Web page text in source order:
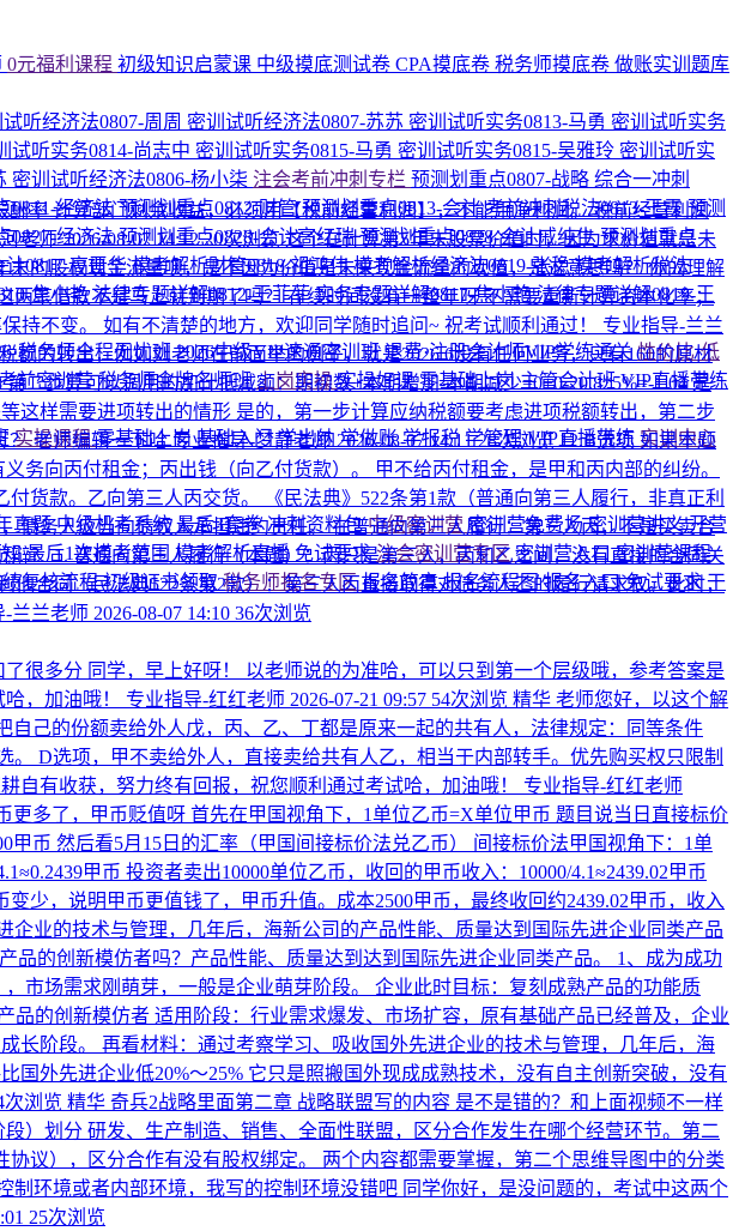
0元福利课程 初级知识启蒙课 中级摸底测试卷 CPA摸底卷 税务师摸底卷 做账实训题库
听经济法0807-周周 密训试听经济法0807-苏苏 密训试听实务0813-马勇 密训试听实务
试听实务0814-尚志中 密训试听实务0815-马勇 密训试听实务0815-吴雅玲 密训试听实
密训试听经济法0806-杨小柒 注会考前冲刺专栏 预测划重点0807-战略 综合一冲刺
0811-经济法预测划重点0812-财管预测划重点0813-会计考前冲刺税法0813-王霞预测
0827-经济法预测划重点0828-会计高红瑞预测划重点0828-会计戚纯生预测划重点
计0817-高晋华模考解析财管0818-祖鸿伟模考解析经济法0819-张稳模考解析税法
焦小艳法律专题详解0812-王菲菲实务专题详解0817-焦小艳法律专题详解0819-王
税务师全程无忧班2026中级VIP速通密训班退费·注册会计师VIP学练通关性价比·低
前密训营税务师金牌名师班上岗实操实操好课零基础上岗主管会计班VIP直播带练
实操课程零基础上岗基础入门学出纳学做账学报税 学管理VIP直播带练 实训中心
真题中级机考系统最后3套卷冲刺资料包中级密训营密训营免费场密训营讲义开营
知最后1次模考范围模考解析直播 免试要求注会密训营专区密训营入口密训营课程
复核流程初级证书领取税务师报名专区报名简章报名流程图报名入口免试要求干
率 计算部门剩余收益，必须用【税前经营利润】，不能用净利润。 税前经营利润
老师2026-08-07 14:1220次浏览这个在计算第5年末股票价值时，因为求价值就是未
的股权现金流量呗，是不因为价值是未来现金流量的现值，是这意思吗？你的理解
两笔借款不是马上就到期了吗？ 存续时间没有一整年呀不需要重新计算资本化率；
不变。 如有不清楚的地方，欢迎同学随时追问~ 祝考试顺利通过！
专业指导-兰兰
的转出，例如刘老师在前面举的例子，就是2026.6没有任何业务，只有160的原材
二步算可以调用的加计抵减额：期初数+本期增加-本期减少=0+0-20.8*5%=-1.04 是
这样需要进项转出的情形 是的，第一步计算应纳税额要考虑进项税额转出，第二步
？老师编辑一下哈专业指导-梦静老师 2026-08-07 14:1128次浏览12.B选项 如果本题
务向丙付租金；丙出钱（向乙付货款）。 甲不给丙付租金，是甲和丙内部的纠纷。
货款。乙向第三人丙交货。 《民法典》522条第1款（普通向第三人履行，非真正利
务人应当向债权人承担违约责任。 在普通向第三人履行：第三人丙，不是买卖合
？ 1. 普通向第三人履行（本题）：丙只是第三人，丙和乙之间，没有直接的合同关
合同（民法典522条第2款）：第三人丙直接取得对债务人乙的履行请求权。此时，
-兰兰老师 2026-08-07 14:10 36次浏览
了很多分 同学，早上好呀！ 以老师说的为准哈，可以只到第一个层级哦，参考答案是
，加油哦！
专业指导-红红老师 2026-07-21 09:57 54次浏览 精华 老师您好，以这个解
自己的份额卖给外人戊，丙、乙、丁都是原来一起的共有人，法律规定：同等条件
D选项，甲不卖给外人，直接卖给共有人乙，相当于内部转手。优先购买权只限制
有收获，努力终有回报，祝您顺利通过考试哈，加油哦！
专业指导-红红老师
更多了，甲币贬值呀 首先在甲国视角下，1单位乙币=X单位甲币 题目说当日直接标价
甲币 然后看5月15日的汇率（甲国间接标价法兑乙币） 间接标价法甲国视角下：1单
甲币 投资者卖出10000单位乙币，收回的甲币收入：10000/4.1≈2439.02甲币
少，说明甲币更值钱了，甲币升值。成本2500甲币，最终收回约2439.02甲币，收入
企业的技术与管理，几年后，海新公司的产品性能、质量达到国际先进企业同类产品
品的创新模仿者吗？产品性能、质量达到达到国际先进企业同类产品。 1、成为成功
市场需求刚萌芽，一般是企业萌芽阶段。 企业此时目标：复刻成熟产品的功能质
的创新模仿者 适用阶段：行业需求爆发、市场扩容，原有基础产品已经普及，企业
阶段。 再看材料：通过考察学习、吸收国外先进企业的技术与管理，几年后，海
外先进企业低20%～25% 它只是照搬国外现成成熟技术，没有自主创新突破，没有
次浏览 精华 奇兵2战略里面第二章 战略联盟写的内容 是不是错的？和上面视频不一样
划分 研发、生产制造、销售、全面性联盟，区分合作发生在哪个经营环节。 ​ 第二
议），区分合作有没有股权绑定。 两个内容都需要掌握，第二个思维导图中的分类
制环境或者内部环境，我写的控制环境没错吧 同学你好，是没问题的，考试中这两个
25次浏览